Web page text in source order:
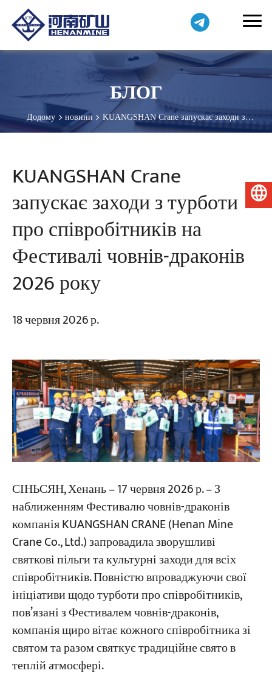
Проекти
Блоги
Програми
Про нас
БЛОГ
Додому новини
KUANGSHAN Crane запускає заходи з
турботи про співробітників на Фестивалі човнів-драконів 2026
KUANGSHAN Crane
запускає заходи з турботи
про співробітників на
Фестивалі човнів-драконів
2026 року
18 червня 2026 р.
СІНЬСЯН, Хенань – 17 червня 2026 р. – З
наближенням Фестивалю човнів-драконів
компанія KUANGSHAN CRANE (Henan Mine
Crane Co., Ltd.) запровадила зворушливі
святкові пільги та культурні заходи для всіх
співробітників. Повністю впроваджуючи свої
ініціативи щодо турботи про співробітників,
пов’язані з Фестивалем човнів-драконів,
компанія щиро вітає кожного співробітника зі
святом та разом святкує традиційне свято в
теплій атмосфері.
Українська